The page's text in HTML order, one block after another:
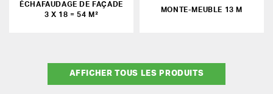
ÉCHAFAUDAGE DE FAÇADE
3 X 18 = 54 M²
MONTE-MEUBLE 13 M
AFFICHER TOUS LES PRODUITS